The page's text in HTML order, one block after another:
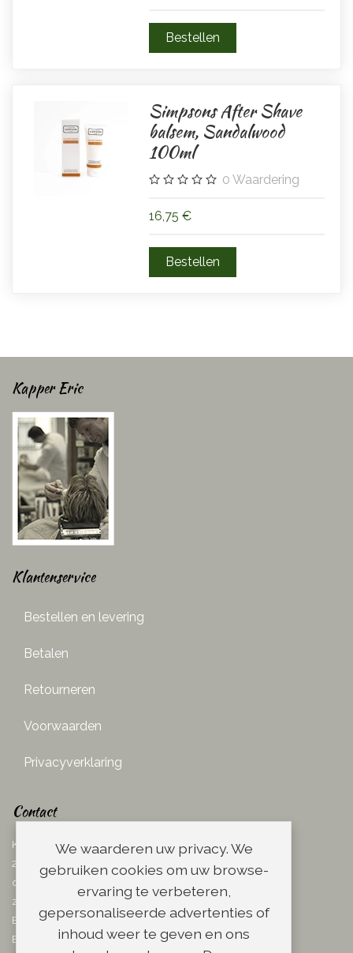
Simpsons After Shave
balsem, Sandalwood
100ml
0 Waardering
16,75 €
Kapper Eric
Klantenservice
Bestellen en levering
Betalen
Retourneren
Voorwaarden
Privacyverklaring
Contact
Ketelboetersteeg 29
2311 TN Leiden
dins. - vrij. 08.00 - 17.00 uur
zaterdag 08.00 - 13.00 uur
Email:info@scheerwinkel.nl
Bel: 071 - 5128188
We waarderen uw privacy. We
gebruiken cookies om uw browse-
ervaring te verbeteren,
gepersonaliseerde advertenties of
inhoud weer te geven en ons